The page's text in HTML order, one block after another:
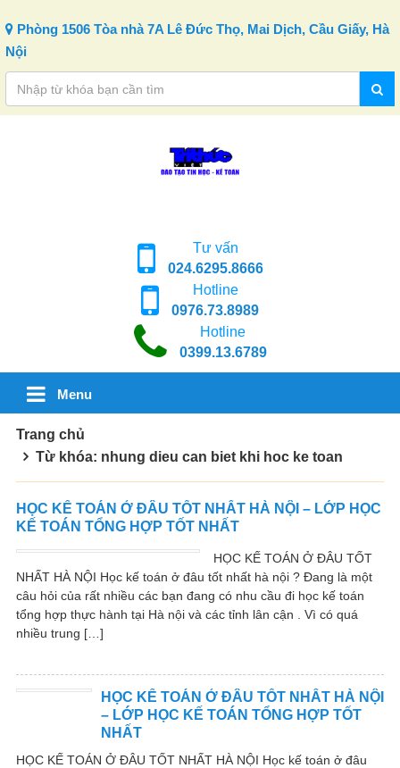
Phòng 1506 Tòa nhà 7A Lê Đức Thọ, Mai Dịch, Cầu Giấy, Hà
Nội
Tư vấn
024.6295.8666
Hotline
0976.73.8989
Hotline
0399.13.6789
Menu
Trang chủ
Từ khóa: nhung dieu can biet khi hoc ke toan
HỌC KẾ TOÁN Ở ĐÂU TỐT NHẤT HÀ NỘI – LỚP HỌC
KẾ TOÁN TỔNG HỢP TỐT NHẤT
HỌC KẾ TOÁN Ở ĐÂU TỐT
NHẤT HÀ NỘI Học kế toán ở đâu tốt nhất hà nội ? Đang là một
câu hỏi của rất nhiều các bạn đang có nhu cầu đi học kế toán
tổng hợp thực hành tại Hà nội và các tỉnh lân cận . Vì có quá
nhiều trung […]
HỌC KẾ TOÁN Ở ĐÂU TỐT NHẤT HÀ NỘI
– LỚP HỌC KẾ TOÁN TỔNG HỢP TỐT
NHẤT
HỌC KẾ TOÁN Ở ĐÂU TỐT NHẤT HÀ NỘI Học kế toán ở đâu